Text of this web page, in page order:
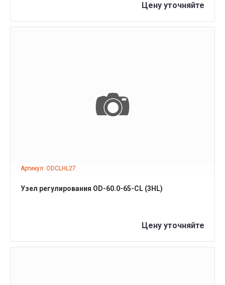
Цену уточняйте
Артикул: ODCLHL27
ПОДРОБНЕЕ
Узел регулирования OD-60.0-65-CL (3HL)
Цену уточняйте